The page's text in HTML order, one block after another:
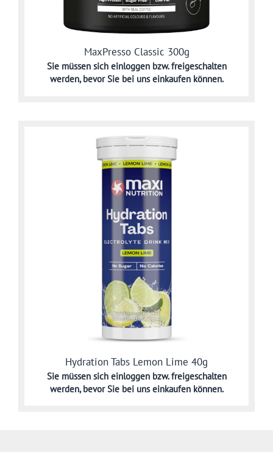
MaxPresso Classic 300g
Sie müssen sich einloggen bzw. freigeschalten
werden,bevor Sie bei uns einkaufen können.
Hydration Tabs Lemon Lime 40g
Sie müssen sich einloggen bzw. freigeschalten
werden,bevor Sie bei uns einkaufen können.